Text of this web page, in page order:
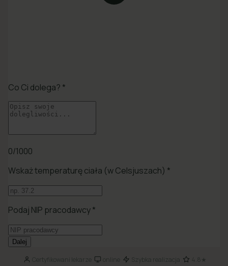
Certyfikowani lekarze· online· Szybka realizacja 4.8★